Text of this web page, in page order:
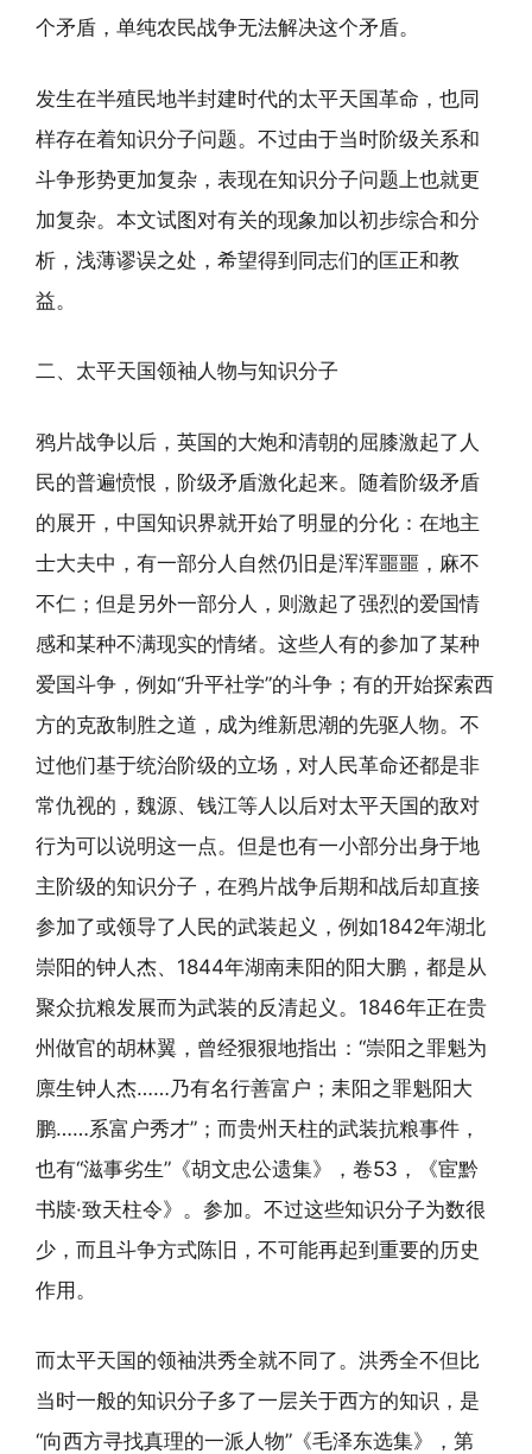
个矛盾，单纯农民战争无法解决这个矛盾。
发生在半殖民地半封建时代的太平天国革命，也同
样存在着知识分子问题。不过由于当时阶级关系和
斗争形势更加复杂，表现在知识分子问题上也就更
加复杂。本文试图对有关的现象加以初步综合和分
析，浅薄谬误之处，希望得到同志们的匡正和教
益。
二、太平天国领袖人物与知识分子
鸦片战争以后，英国的大炮和清朝的屈膝激起了人
民的普遍愤恨，阶级矛盾激化起来。随着阶级矛盾
的展开，中国知识界就开始了明显的分化：在地主
士大夫中，有一部分人自然仍旧是浑浑噩噩，麻不
不仁；但是另外一部分人，则激起了强烈的爱国情
感和某种不满现实的情绪。这些人有的参加了某种
爱国斗争，例如“升平社学”的斗争；有的开始探索西
方的克敌制胜之道，成为维新思潮的先驱人物。不
过他们基于统治阶级的立场，对人民革命还都是非
常仇视的，魏源、钱江等人以后对太平天国的敌对
行为可以说明这一点。但是也有一小部分出身于地
主阶级的知识分子，在鸦片战争后期和战后却直接
参加了或领导了人民的武装起义，例如1842年湖北
崇阳的钟人杰、1844年湖南耒阳的阳大鹏，都是从
聚众抗粮发展而为武装的反清起义。1846年正在贵
州做官的胡林翼，曾经狠狠地指出：“崇阳之罪魁为
廪生钟人杰……乃有名行善富户；耒阳之罪魁阳大
鹏……系富户秀才”；而贵州天柱的武装抗粮事件，
也有“滋事劣生”《胡文忠公遗集》，卷53，《宦黔
书牍·致天柱令》。参加。不过这些知识分子为数很
少，而且斗争方式陈旧，不可能再起到重要的历史
作用。
而太平天国的领袖洪秀全就不同了。洪秀全不但比
当时一般的知识分子多了一层关于西方的知识，是
“向西方寻找真理的一派人物”《毛泽东选集》，第